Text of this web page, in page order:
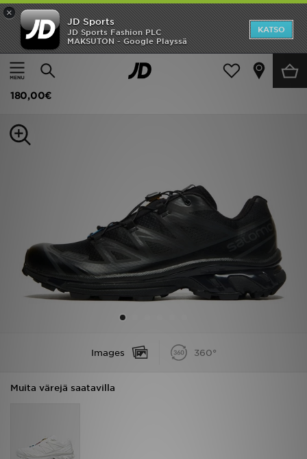
×
JD Sports
JD Sports Fashion PLC
MAKSUTON - Google Playssä
KATSO
Etusivu
Miehet Miesten kengät Juoksukengät
Salomon XT-6 Miehet
180,00€
Images 360°
Muita värejä saatavilla
Etusivu
Ale
Miehet
Tuotemerkit
Inspiroidu